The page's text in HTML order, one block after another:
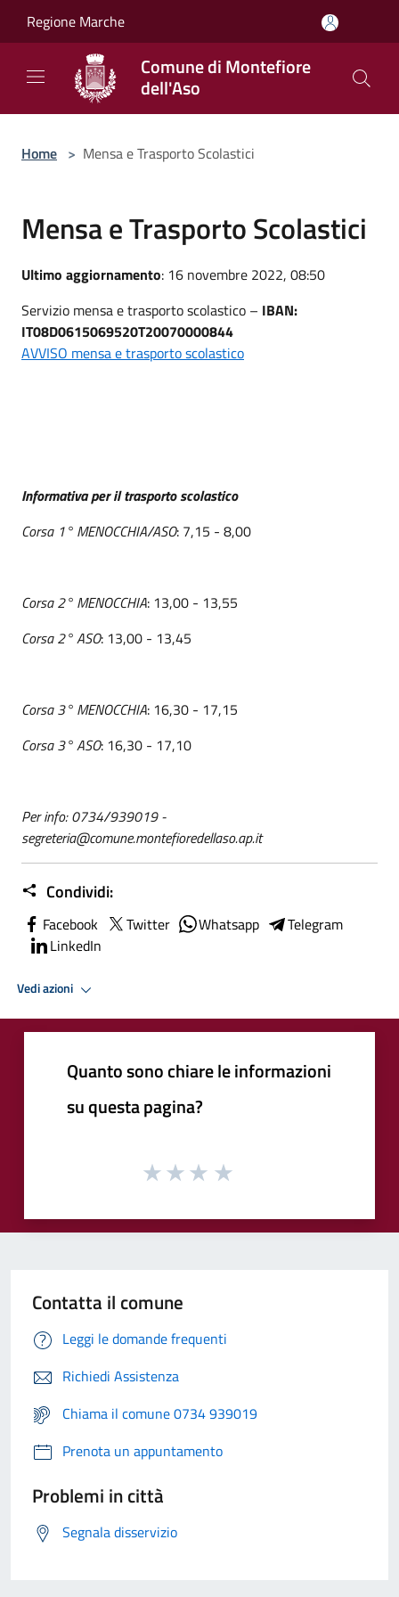
Regione Marche
Comune di Montefiore
dell'Aso
Home > Mensa e Trasporto Scolastici
Mensa e Trasporto Scolastici
Ultimo aggiornamento: 16 novembre 2022, 08:50
Servizio mensa e trasporto scolastico – IBAN:
IT08D0615069520T20070000844
AVVISO mensa e trasporto scolastico
Informativa per il trasporto scolastico
Corsa 1° MENOCCHIA/ASO: 7,15 - 8,00
Corsa 2° MENOCCHIA: 13,00 - 13,55
Corsa 2° ASO: 13,00 - 13,45
Corsa 3° MENOCCHIA: 16,30 - 17,15
Corsa 3° ASO: 16,30 - 17,10
Per info: 0734/939019 -
segreteria@comune.montefioredellaso.ap.it
Condividi:
Facebook Twitter Whatsapp
Telegram
LinkedIn
Vedi azioni
Quanto sono chiare le informazioni
su questa pagina?
Contatta il comune
Leggi le domande frequenti
Richiedi Assistenza
Chiama il comune 0734 939019
Prenota un appuntamento
Problemi in città
Segnala disservizio